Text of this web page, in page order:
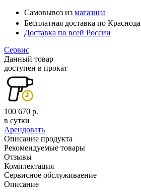
Самовывоз из магазина
Бесплатная доставка по
Доставка по всей России
Сервис
Данный товар
доступен в прокат
100 670 р.
в сутки
Арендовать
Описание продукта
Рекомендуемые товары
Отзывы
Комплектация
Сервисное обслуживаение
Описание